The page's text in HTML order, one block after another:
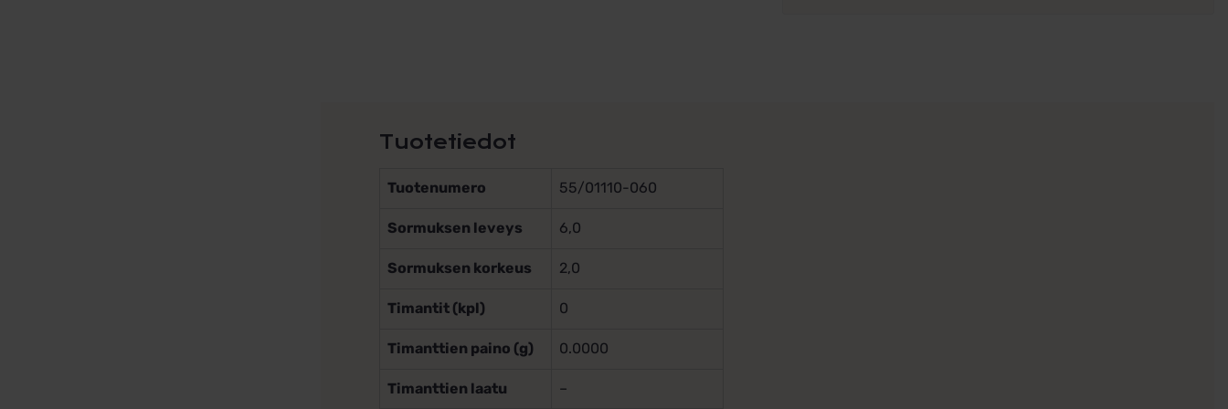
Tuotetiedot
Tuotenumero 55/01110-060
Sormuksen leveys 6,0
Sormuksen korkeus 2,0
Timantit (kpl) 0
Timanttien paino (g) 0.0000
Timanttien laatu –